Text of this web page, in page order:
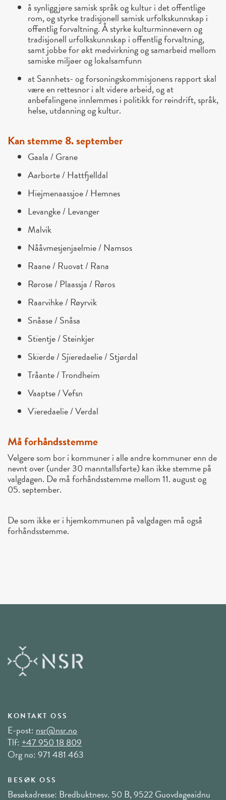
å synliggjøre samisk språk og kultur i det offentlige
rom, og styrke tradisjonell samisk urfolkskunnskap i
offentlig forvaltning. Å styrke kulturminnevern og
tradisjonell urfolkskunnskap i offentlig forvaltning,
samt jobbe for økt medvirkning og samarbeid mellom
samiske miljøer og lokalsamfunn
at Sannhets- og forsoningskommisjonens rapport skal
være en rettesnor i alt videre arbeid, og at
anbefalingene innlemmes i politikk for reindrift, språk,
helse, utdanning og kultur.
Kan stemme 8. september
Gaala / Grane
Aarborte / Hattfjelldal
Hïejmenaassjoe / Hemnes
Levangke / Levanger
Malvik
Nååvmesjenjaelmie / Namsos
Raane / Ruovat / Rana
Rørose / Plaassja / Røros
Raarvihke / Røyrvik
Snåase / Snåsa
Stïentje / Steinkjer
Skïerde / Sjïeredaelie / Stjørdal
Tråante / Trondheim
Vaaptse / Vefsn
Vïeredaelie /Verdal
Må forhåndsstemme
Velgere som bor i kommuner i alle andre kommuner enn de
nevnt over (under 30 manntallsførte) kan ikke stemme på
valgdagen. De må forhåndsstemme mellom 11. august og
05. september.
De som ikke er i hjemkommunen på valgdagen må også
forhåndsstemme.
KONTAKT OSS
E-post:nsr@nsr.no
Tlf:+47 950 18 809
Org no: 971 481 463
BESØK OSS
Besøkadresse: Bredbuktnesv. 50 B, 9522 Guovdageaidnu